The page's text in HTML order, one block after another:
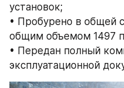
установок;
• Пробурено в общей
общим объемом 1497
• Передан полный
эксплуатационной